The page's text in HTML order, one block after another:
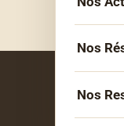
Nos
Nos